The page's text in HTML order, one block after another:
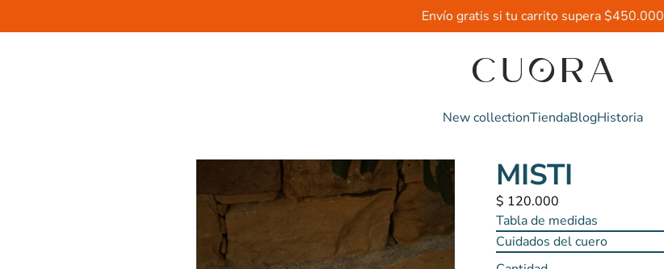
Envío gratis si tu carrito supera $450.000
New collectionTiendaBlogHistoria
MISTI
$ 120.000
Tabla de medidas
Cuidados del cuero